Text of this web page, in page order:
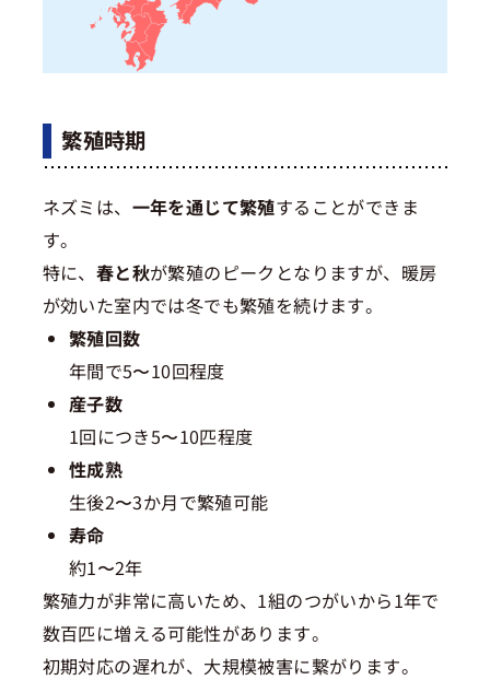
繁殖時期
ネズミは、 一年を通じて繁殖することができま
す。
特に、 春と秋が繁殖のピークとなりますが、暖房
が効いた室内では冬でも繁殖を続けます。
繁殖回数
年間で5〜10回程度
産子数
1回につき5〜10匹程度
性成熟
生後2〜3か月で繁殖可能
寿命
約1〜2年
繁殖力が非常に高いため、1組のつがいから1年で
数百匹に増える可能性があります。
初期対応の遅れが、大規模被害に繋がります。